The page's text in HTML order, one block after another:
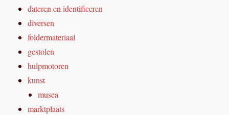
dateren en identificeren
diversen
foldermateriaal
gestolen
hulpmotoren
kunst
musea
marktplaats